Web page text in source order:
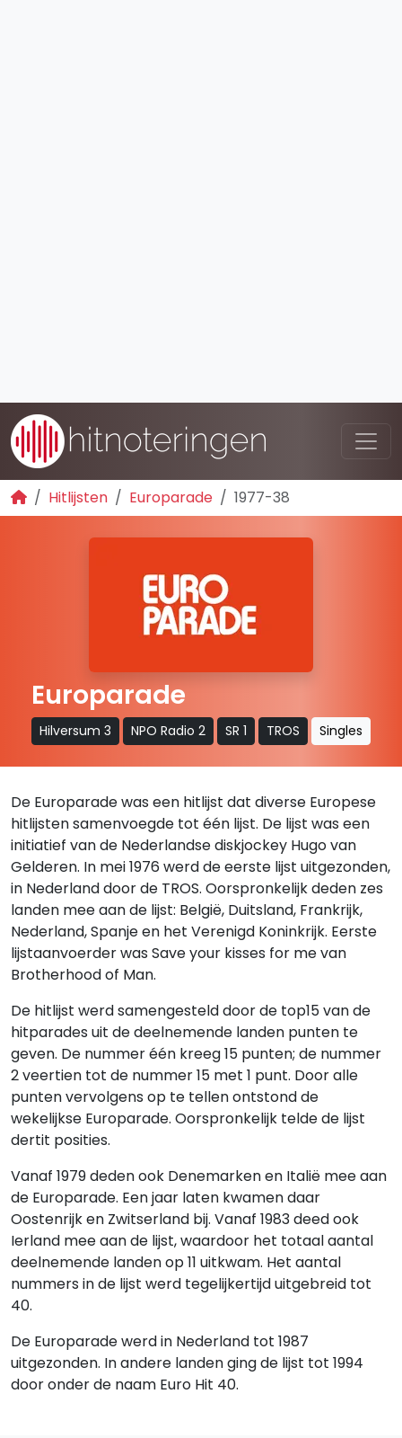
Hitlijsten Europarade 1977-38
Europarade
Hilversum 3 NPO Radio 2 SR 1 TROS Singles
De Europarade was een hitlijst dat diverse Europese
hitlijsten samenvoegde tot één lijst. De lijst was een
initiatief van de Nederlandse diskjockey Hugo van
Gelderen. In mei 1976 werd de eerste lijst uitgezonden,
in Nederland door de TROS. Oorspronkelijk deden zes
landen mee aan de lijst: België, Duitsland, Frankrijk,
Nederland, Spanje en het Verenigd Koninkrijk. Eerste
lijstaanvoerder was Save your kisses for me van
Brotherhood of Man.
De hitlijst werd samengesteld door de top15 van de
hitparades uit de deelnemende landen punten te
geven. De nummer één kreeg 15 punten; de nummer
2 veertien tot de nummer 15 met 1 punt. Door alle
punten vervolgens op te tellen ontstond de
wekelijkse Europarade. Oorspronkelijk telde de lijst
dertit posities.
Vanaf 1979 deden ook Denemarken en Italië mee aan
de Europarade. Een jaar laten kwamen daar
Oostenrijk en Zwitserland bij. Vanaf 1983 deed ook
Ierland mee aan de lijst, waardoor het totaal aantal
deelnemende landen op 11 uitkwam. Het aantal
nummers in de lijst werd tegelijkertijd uitgebreid tot
40.
De Europarade werd in Nederland tot 1987
uitgezonden. In andere landen ging de lijst tot 1994
door onder de naam Euro Hit 40.